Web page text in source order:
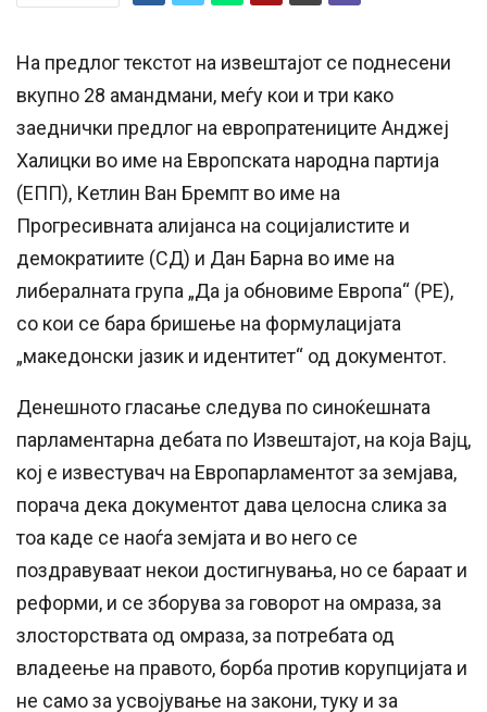
На предлог текстот на извештајот се поднесени
вкупно 28 амандмани, меѓу кои и три како
заеднички предлог на европратениците Анджеј
Халицки во име на Европската народна партија
(ЕПП), Кетлин Ван Бремпт во име на
Прогресивната алијанса на социјалистите и
демократиите (СД) и Дан Барна во име на
либералната група „Да ја обновиме Европа“ (РЕ),
со кои се бара бришење на формулацијата
„македонски јазик и идентитет“ од документот.
Денешното гласање следува по синоќешната
парламентарна дебата по Извештајот, на која Вајц,
кој е известувач на Европарламентот за земјава,
порача дека документот дава целосна слика за
тоа каде се наоѓа земјата и во него се
поздравуваат некои достигнувања, но се бараат и
реформи, и се зборува за говорот на омраза, за
злосторствата од омраза, за потребата од
владеење на правото, борба против корупцијата и
не само за усвојување на закони, туку и за